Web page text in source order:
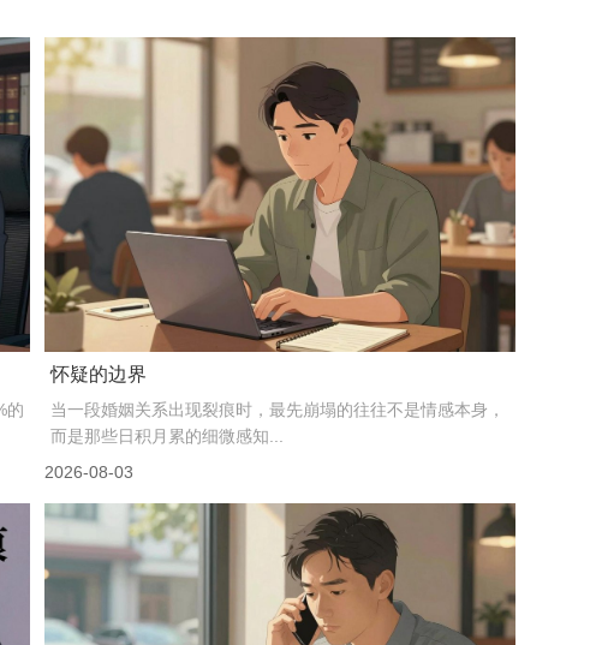
中年女人的证据幻觉
## 她以为五万块能买来正义取证时最怕遇到的不是对方警
觉，而是当事人自己先崩了。那天下午，一位女士把厚...
2026-08-04